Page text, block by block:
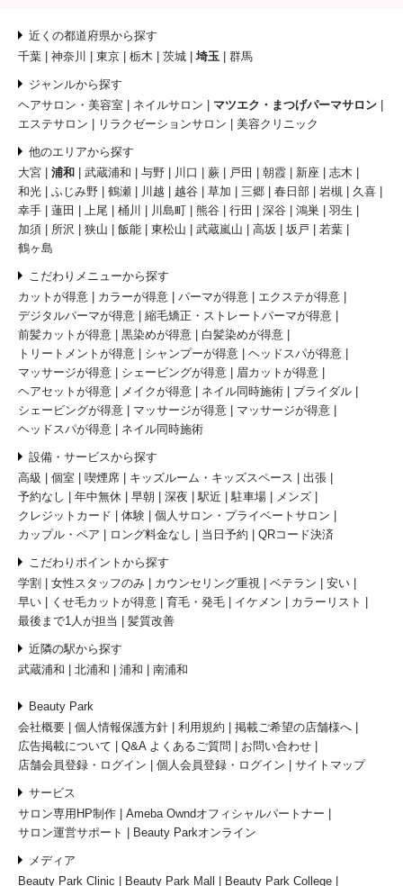
近くの都道府県から探す
千葉
神奈川 東京 栃木 茨城 埼玉 群馬
ジャンルから探す
ヘアサロン・美容室
ネイルサロン
マツエク・まつげパーマサロン
エステサロン
リラクゼーションサロン 美容クリニック
他のエリアから探す
大宮
浦和 武蔵浦和 与野 川口 蕨 戸田 朝霞 新座
志木
和光
ふじみ野 鶴瀬 川越 越谷 草加 三郷 春日部 岩槻
久喜
幸手
蓮田 上尾 桶川 川島町 熊谷 行田 深谷 鴻巣
羽生
加須
所沢 狭山 飯能 東松山 武蔵嵐山 高坂 坂戸
若葉
鶴ヶ島
こだわりメニューから探す
カットが得意
カラーが得意 パーマが得意
エクステが得意
デジタルパーマが得意
縮毛矯正・ストレートパーマが得意
前髪カットが得意
黒染めが得意
白髪染めが得意
トリートメントが得意
シャンプーが得意
ヘッドスパが得意
マッサージが得意
シェービングが得意
眉カットが得意
ヘアセットが得意
メイクが得意 ネイル同時施術
ブライダル
シェービングが得意
マッサージが得意
マッサージが得意
ヘッドスパが得意
ネイル同時施術
設備・サービスから探す
高級
個室 喫煙席 キッズルーム・キッズスペース
出張
予約なし
年中無休 早朝 深夜 駅近 駐車場
メンズ
クレジットカード
体験
個人サロン・プライベートサロン
カップル・ペア
ロング料金なし 当日予約 QRコード決済
こだわりポイントから探す
学割
女性スタッフのみ カウンセリング重視 ベテラン
安い
早い
くせ毛カットが得意 育毛・発毛 イケメン
カラーリスト
最後まで1人が担当
髪質改善
近隣の駅から探す
武蔵浦和
北浦和 浦和 南浦和
Beauty Park
会社概要
個人情報保護方針 利用規約
掲載ご希望の店舗様へ
広告掲載について
Q&A よくあるご質問
お問い合わせ
店舗会員登録・ログイン
個人会員登録・ログイン サイトマップ
サービス
サロン専用HP制作
Ameba Owndオフィシャルパートナー
サロン運営サポート
Beauty Parkオンライン
メディア
Beauty Park Clinic
Beauty Park Mall Beauty Park College